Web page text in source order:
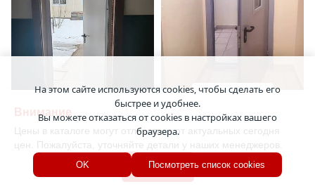
Внимание
Цены в каталоге могут отличаться от актуальных сегодня
цен. Пожалуйста, уточняйте детали у наших менеджеров.
Хорошо
Хочу такую
Хочу такую
На этом сайте используются cookies, чтобы сделать его
быстрее и удобнее.
Вы можете отказаться от cookies в настройках вашего
браузера.
OK Посмотреть список cookies